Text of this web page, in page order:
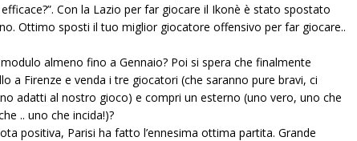
Con la Lazio per far giocare il Ikonè è stato spostato
Ottimo sposti il tuo miglior giocatore offensivo per far giocare..
almeno fino a Gennaio? Poi si spera che finalmente
a Firenze e venda i tre giocatori (che saranno pure bravi, ci
adatti al nostro gioco) e compri un esterno (uno vero, uno che
.. uno che incida!)?
positiva, Parisi ha fatto l’ennesima ottima partita. Grande